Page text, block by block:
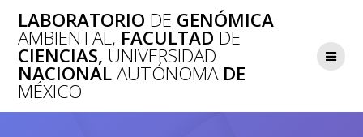
al
contenido
LABORATORIO DE GENÓMICA
AMBIENTAL, FACULTAD DE
CIENCIAS, UNIVERSIDAD
NACIONALAUTÓNOMADE
MÉXICO